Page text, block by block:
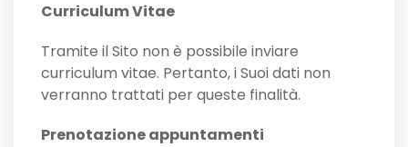
Curriculum Vitae
Tramite il Sito non è possibile inviare
curriculum vitae. Pertanto, i Suoi dati non
verranno trattati per queste finalità.
Prenotazione appuntamenti